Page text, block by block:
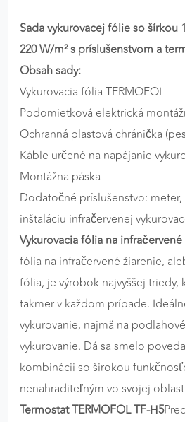
Sada vykurovacej fólie so šírkou
220 W/m² s príslušenstvom a
Obsah sady:
Vykurovacia fólia TERMOFOL
Podomietková elektrická
Ochranná plastová chránička
Káble určené na napájanie
Montážna páska
Dodatočné príslušenstvo:
inštaláciu infračervenej
Vykurovacia fólia na
fólia na infračervené žiarenie,
fólia, je výrobok najvyššej triedy,
takmer v každom prípade.
vykurovanie, najmä na
vykurovanie. Dá sa smelo
kombinácii so širokou
nenahraditeľným vo svojej
Termostat TERMOFOL TF-H5
Google Analytics
Poskytovateľ:
MARKETINGOVÉ
Marketingové cookies sa
správania používateľov
stránkami. Umožňujú nám a
zobrazovať cielenú a
našom webe aj v
Google Ads
Poskytovateľ: